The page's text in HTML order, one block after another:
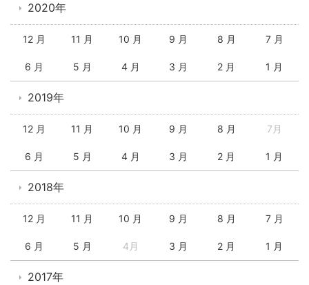
2020年
12 月 11 月 10 月 9 月 8 月 7 月
6 月 5 月 4 月 3 月 2 月 1 月
2019年
12 月 11 月 10 月 9 月 8 月 7月
6 月 5 月 4 月 3 月 2 月 1 月
2018年
12 月 11 月 10 月 9 月 8 月 7 月
6 月 5 月 4月 3 月 2 月 1 月
2017年